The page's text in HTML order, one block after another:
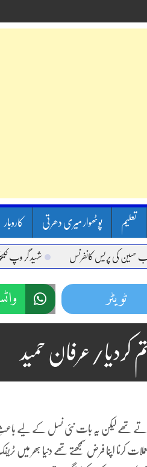
تعلیم پوٹھوار میری دھرتی کاروبار
کی پریس کانفرنس شہید گر وپ
ٹویٹر
کردیا/عرفان حمید
کرتے تھے لیکن یہ بات نئی نسل کے لیے
کرنا اپنا فرض سمجھتے تھے دنیا بھر میں